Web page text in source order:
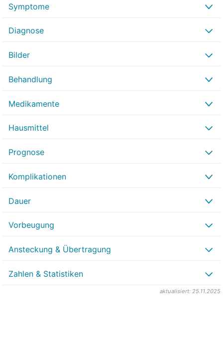
Symptome
Diagnose
Bilder
Behandlung
Medikamente
Hausmittel
Prognose
Komplikationen
Dauer
Vorbeugung
Ansteckung & Übertragung
Zahlen & Statistiken
aktualisiert: 25.11.2025